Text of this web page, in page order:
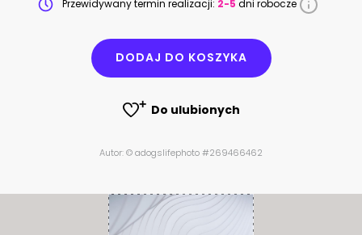
Przewidywany termin realizacji: 2-5 dni robocze
DODAJ DO KOSZYKA
Do ulubionych
Autor: © adogslifephoto #269466462